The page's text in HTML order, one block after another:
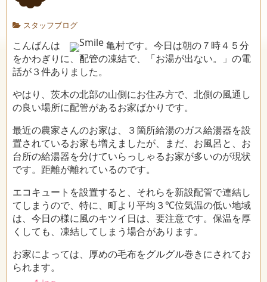
スタッフブログ
こんばんは
亀村です。今日は朝の７時４５分
をかわぎりに、配管の凍結で、「お湯が出ない。」の電
話が３件ありました。
やはり、茨木の北部の山側にお住み方で、北側の風通し
の良い場所に配管があるお家ばかりです。
最近の農家さんのお家は、３箇所給湯のガス給湯器を設
置されているお家も増えましたが、まだ、お風呂と、お
台所の給湯器を分けていらっしゃるお家が多いのが現状
です。距離が離れているのです。
エコキュートを設置すると、それらを新設配管で連結し
てしまうので、特に、町より平均３℃位気温の低い地域
は、今日の様に風のキツイ日は、要注意です。保温を厚
くしても、凍結してしまう場合があります。
お家によっては、厚めの毛布をグルグル巻きにされてお
られます。